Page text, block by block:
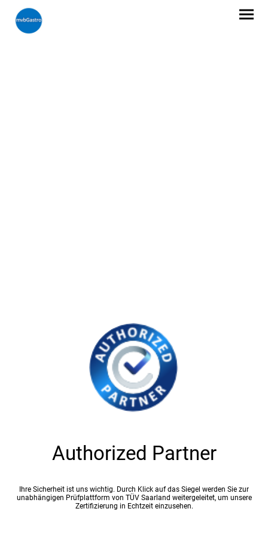
Authorized Partner
Ihre Sicherheit ist uns wichtig. Durch Klick auf das Siegel werden Sie zur
unabhängigen Prüfplattform von TÜV Saarland weitergeleitet, um unsere
Zertifizierung in Echtzeit einzusehen.